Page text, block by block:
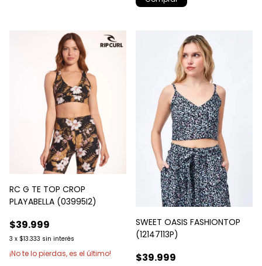
RC G TE TOP CROP
PLAYABELLA (03995I2)
$39.999
3 x $13.333 sin interés
¡No te lo pierdas, es el último!
SWEET OASIS FASHIONTOP
(12147113P)
$39.999